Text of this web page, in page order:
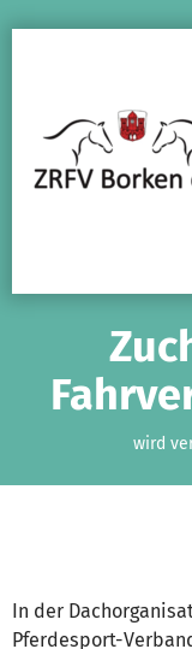
wird
In der
Pferdesport-